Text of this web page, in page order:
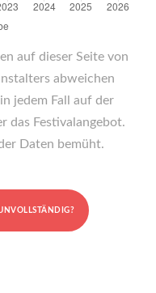
auf dieser Seite von
abweichen
jedem Fall auf der
das Festivalangebot.
Daten bemüht.